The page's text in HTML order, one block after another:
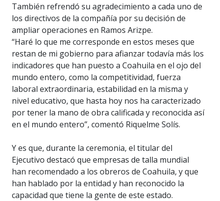
También refrendó su agradecimiento a cada uno de
los directivos de la compañía por su decisión de
ampliar operaciones en Ramos Arizpe.
“Haré lo que me corresponde en estos meses que
restan de mi gobierno para afianzar todavía más los
indicadores que han puesto a Coahuila en el ojo del
mundo entero, como la competitividad, fuerza
laboral extraordinaria, estabilidad en la misma y
nivel educativo, que hasta hoy nos ha caracterizado
por tener la mano de obra calificada y reconocida así
en el mundo entero”, comentó Riquelme Solís.
Y es que, durante la ceremonia, el titular del
Ejecutivo destacó que empresas de talla mundial
han recomendado a los obreros de Coahuila, y que
han hablado por la entidad y han reconocido la
capacidad que tiene la gente de este estado.